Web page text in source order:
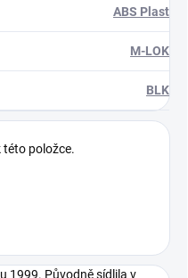
ABS Plast
M-LOK
BLK
této položce.
1999. Původně sídlila v